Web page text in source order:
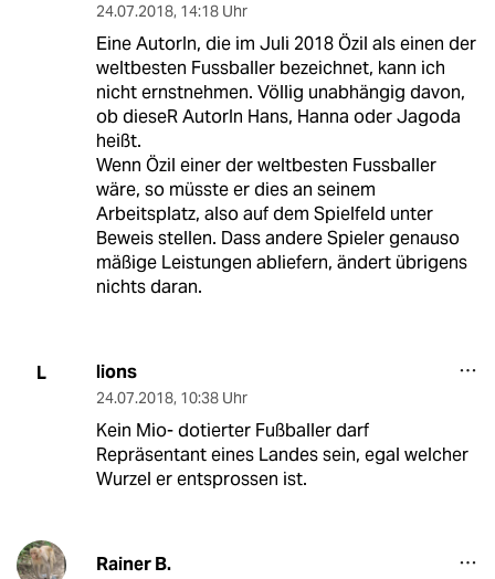
24.07.2018, 14:18 Uhr
Eine AutorIn, die im Juli 2018 Özil als einen der
weltbesten Fussballer bezeichnet, kann ich
nicht ernstnehmen. Völlig unabhängig davon,
ob dieseR AutorIn Hans, Hanna oder Jagoda
heißt.
Wenn Özil einer der weltbesten Fussballer
wäre, so müsste er dies an seinem
Arbeitsplatz, also auf dem Spielfeld unter
Beweis stellen. Dass andere Spieler genauso
mäßige Leistungen abliefern, ändert übrigens
nichts daran.
L lions
24.07.2018, 10:38 Uhr
Kein Mio- dotierter Fußballer darf
Repräsentant eines Landes sein, egal welcher
Wurzel er entsprossen ist.
Rainer B.